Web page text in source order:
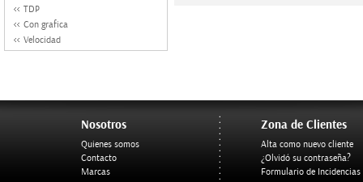
TDP
Con grafica
Velocidad
Nosotros
Quienes somos
Contacto
Marcas
Zona de Clientes
Alta como nuevo cliente
¿Olvidó su contraseña?
Formulario de Incidencias